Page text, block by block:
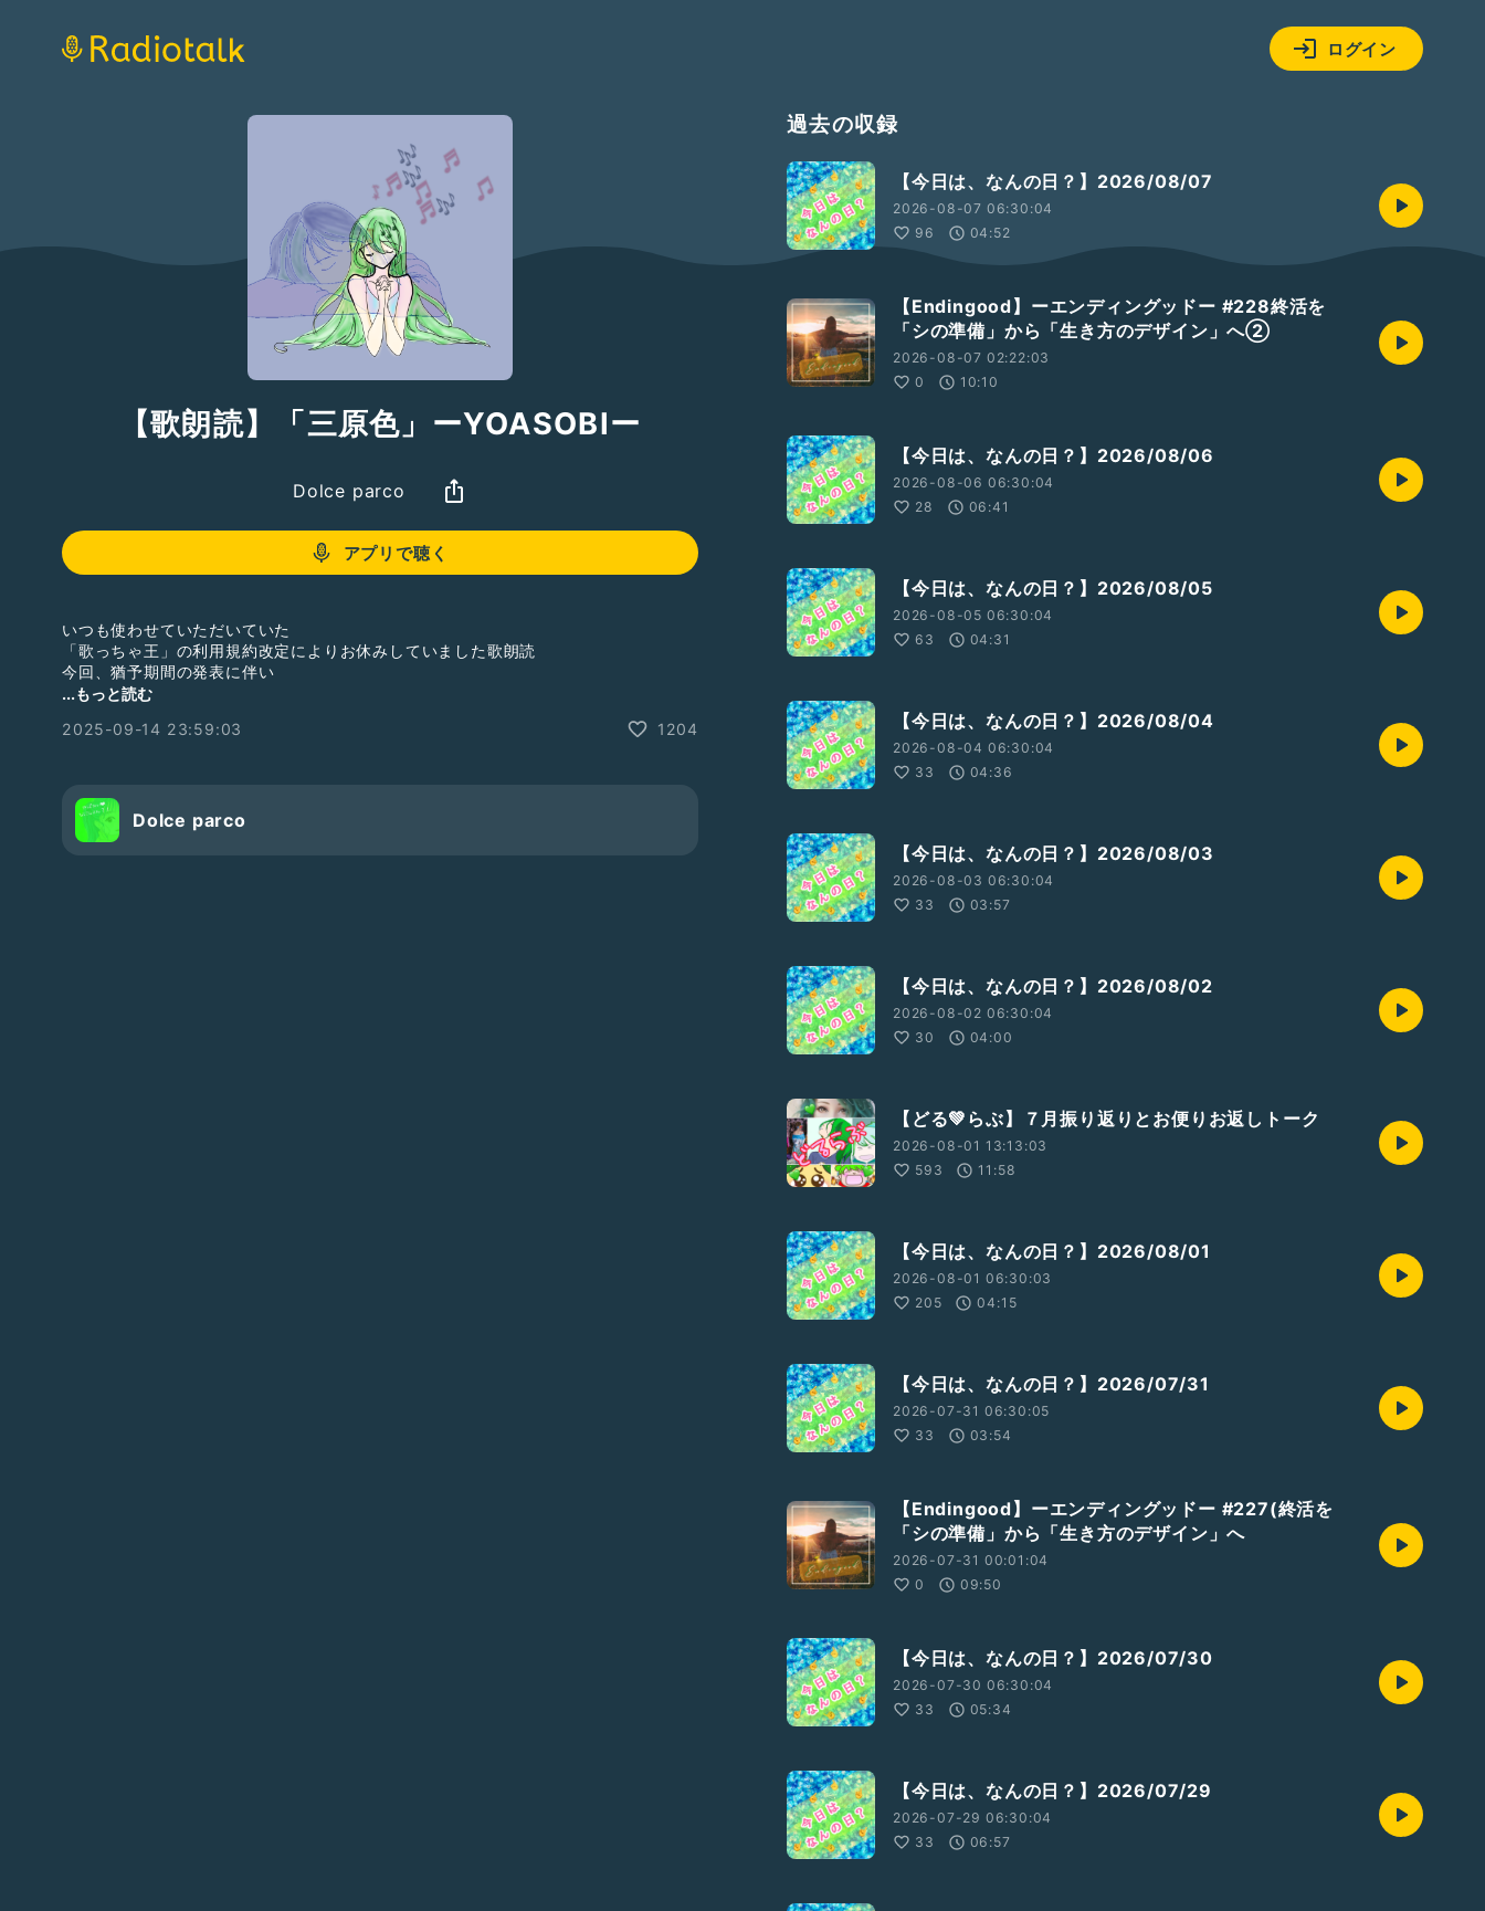
ログイン
【歌朗読】「三原色」ーYOASOBIー
Dolce parco
アプリで聴く
いつも使わせていただいていた
「歌っちゃ王」の利用規約改定によりお休みしていました歌朗読
今回、猶予期間の発表に伴い
少しのあいだ復活です
フリー音源などであれば また続けていきたいと思っています
NTTドコモ「ahamo」CMソング
...もっと読む
2025-09-14 23:59:03
1204
Dolce parco
過去の収録
【今日は、なんの日？】2026/08/07
2026-08-07 06:30:04
96
04:52
【Endingood】ーエンディングッドー #228終活を
「シの準備」から「生き方のデザイン」へ②
2026-08-07 02:22:03
0
10:10
【今日は、なんの日？】2026/08/06
2026-08-06 06:30:04
28
06:41
【今日は、なんの日？】2026/08/05
2026-08-05 06:30:04
63
04:31
【今日は、なんの日？】2026/08/04
2026-08-04 06:30:04
33
04:36
【今日は、なんの日？】2026/08/03
2026-08-03 06:30:04
33
03:57
【今日は、なんの日？】2026/08/02
2026-08-02 06:30:04
30
04:00
【どる💚らぶ】７月振り返りとお便りお返しトーク
2026-08-01 13:13:03
593
11:58
【今日は、なんの日？】2026/08/01
2026-08-01 06:30:03
205
04:15
【今日は、なんの日？】2026/07/31
2026-07-31 06:30:05
33
03:54
【Endingood】ーエンディングッドー #227(終活を
「シの準備」から「生き方のデザイン」へ
2026-07-31 00:01:04
0
09:50
【今日は、なんの日？】2026/07/30
2026-07-30 06:30:04
33
05:34
【今日は、なんの日？】2026/07/29
2026-07-29 06:30:04
33
06:57